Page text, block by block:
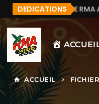
DEDICATIONS
RMA ANTILLES
home ACCUEIL keyboard_arrow_right